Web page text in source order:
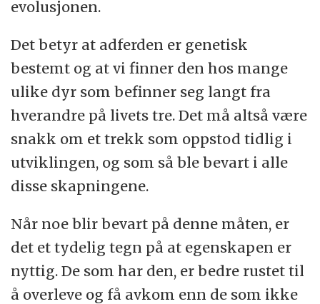
evolusjonen.
Det betyr at adferden er genetisk
bestemt og at vi finner den hos mange
ulike dyr som befinner seg langt fra
hverandre på livets tre. Det må altså være
snakk om et trekk som oppstod tidlig i
utviklingen, og som så ble bevart i alle
disse skapningene.
Når noe blir bevart på denne måten, er
det et tydelig tegn på at egenskapen er
nyttig. De som har den, er bedre rustet til
å overleve og få avkom enn de som ikke